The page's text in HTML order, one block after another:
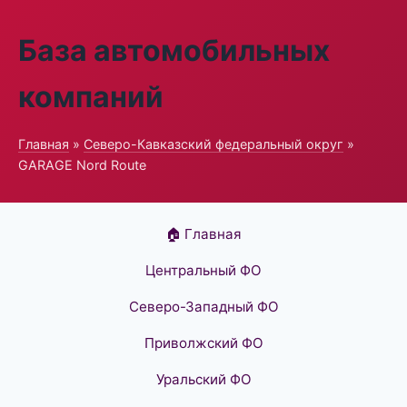
База автомобильных
компаний
Главная » Северо-Кавказский федеральный округ »
GARAGE Nord Route
🏠 Главная
Центральный ФО
Северо-Западный ФО
Приволжский ФО
Уральский ФО